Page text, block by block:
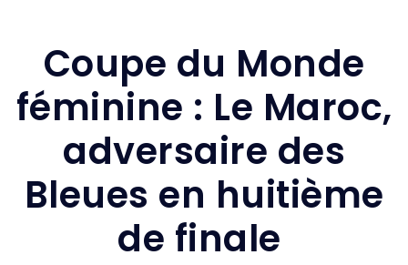
Coupe du Monde
féminine : Le Maroc,
adversaire des
Bleues en huitième
de finale